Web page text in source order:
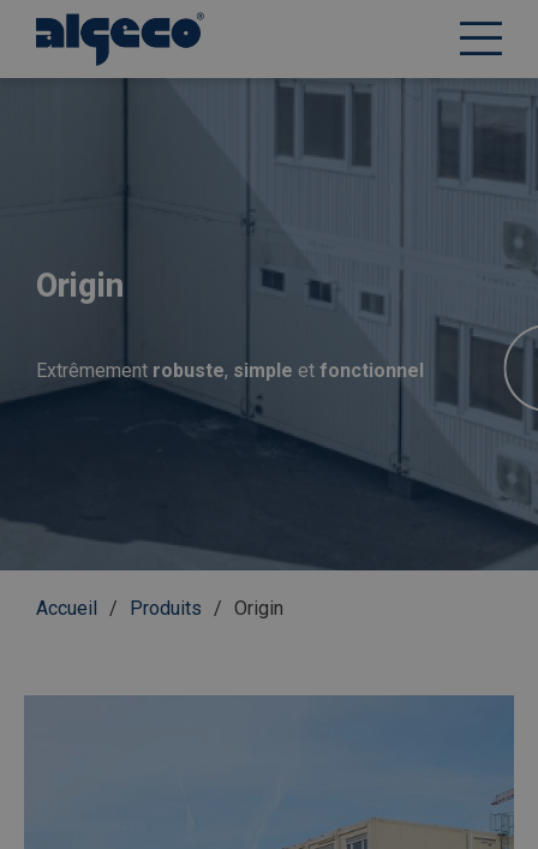
Origin
Extrêmement robuste, simple et fonctionnel
Fil
d'Ariane
Accueil Produits Origin